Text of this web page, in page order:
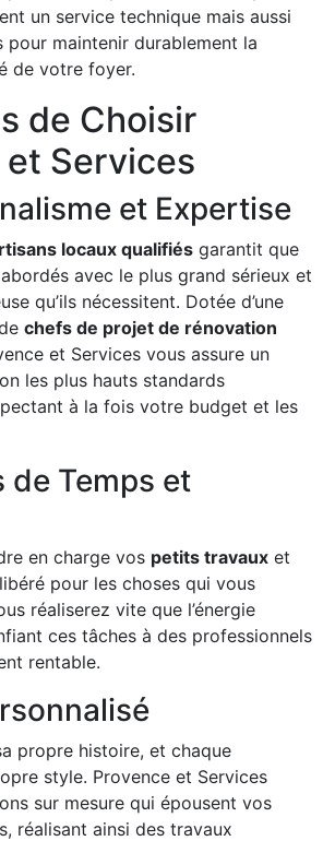
un service technique mais aussi
pour maintenir durablement la
de votre foyer.
de Choisir
et Services
et Expertise
locaux qualifiés garantit que
avec le plus grand sérieux et
qu’ils nécessitent. Dotée d’une
chefs de projet de rénovation
et Services vous assure un
les plus hauts standards
à la fois votre budget et les
de Temps et
en charge vos petits travaux et
pour les choses qui vous
réaliserez vite que l’énergie
ces tâches à des professionnels
rentable.
propre histoire, et chaque
style. Provence et Services
sur mesure qui épousent vos
réalisant ainsi des travaux